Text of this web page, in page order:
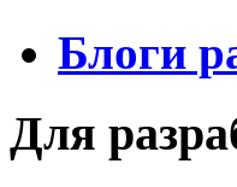
Блоги
Для